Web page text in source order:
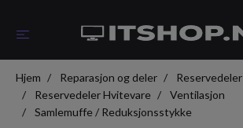
Hjem Reparasjon og deler
Reservedeler
Reservedeler Hvitevare
Ventilasjon
Samlemuffe / Reduksjonsstykke